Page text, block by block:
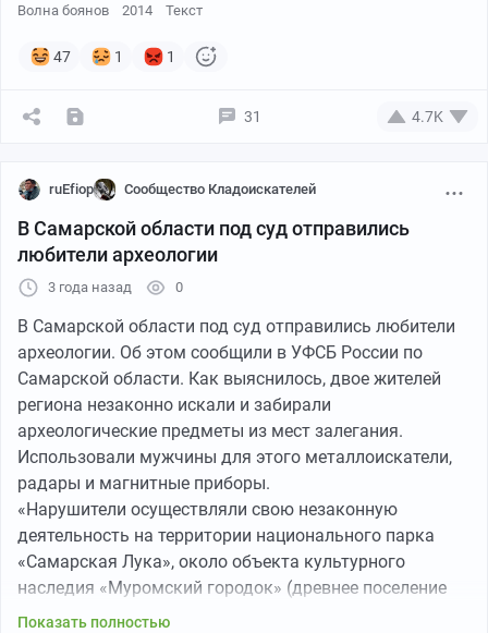
Волна боянов 2014 Текст
47 1 1
31 4.7K
ruEfiop Сообщество Кладоискателей
В Самарской области под суд отправились
любители археологии
3 года назад 0
В Самарской области под суд отправились любители
археологии. Об этом сообщили в УФСБ России по
Самарской области. Как выяснилось, двое жителей
региона незаконно искали и забирали
археологические предметы из мест залегания.
Использовали мужчины для этого металлоискатели,
радары и магнитные приборы.
«Нарушители осуществляли свою незаконную
деятельность на территории национального парка
«Самарская Лука», около объекта культурного
наследия «Муромский городок» (древнее поселение
волжских булгар, уничтоженное в XIII веке войсками
Показать полностью